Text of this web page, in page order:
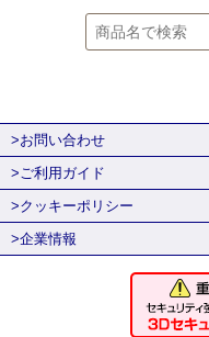
>お問い合わせ
>ご利用ガイド
>クッキーポリシー
>企業情報